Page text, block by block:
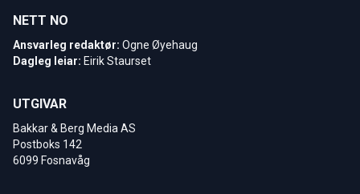
NETT NO
Ansvarleg redaktør: Ogne Øyehaug
Dagleg leiar: Eirik Staurset
UTGIVAR
Bakkar & Berg Media AS
Postboks 142
6099 Fosnavåg